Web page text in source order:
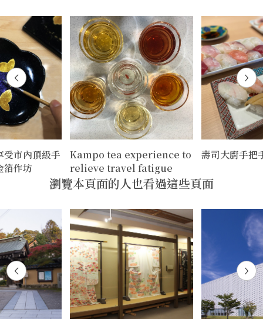
受市內頂級手
箔作坊
Kampo tea experience to
relieve travel fatigue
壽司大廚手把
瀏覽本頁面的人也看過這些頁面